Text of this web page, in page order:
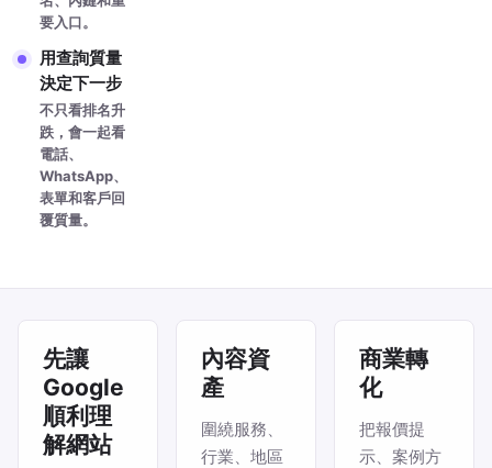
要入口。
用查詢質量
決定下一步
不只看排名升
跌，會一起看
電話、
WhatsApp、
表單和客戶回
覆質量。
先讓
Google
順利理
解網站
內容資
產
圍繞服務、
行業、地區
商業轉
化
把報價提
示、案例方